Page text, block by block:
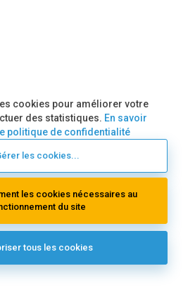
cookies pour améliorer votre
des statistiques. En savoir
politique de confidentialité
les cookies...
les cookies nécessaires au
du site
tous les cookies